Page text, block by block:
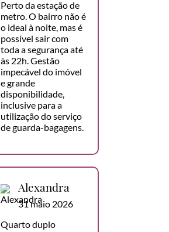
Perto da estação de
metro. O bairro não é
o ideal à noite, mas é
possível sair com
toda a segurança até
às 22h. Gestão
impecável do imóvel
e grande
disponibilidade,
inclusive para a
utilização do serviço
de guarda-bagagens.
Alexandra
31 maio 2026
Quarto duplo